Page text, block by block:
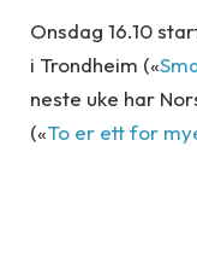
Onsdag 16.10
i Trondheim («
neste uke har
(«To er ett for